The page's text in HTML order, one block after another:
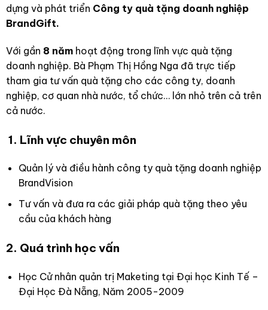
dựng và phát triển Công ty quà tặng doanh nghiệp
BrandGift.
Với gần 8 nămhoạt động trong lĩnh vực quà tặng
doanh nghiệp. Bà Phạm Thị Hồng Nga đã trực tiếp
tham gia tư vấn quà tặng cho các công ty, doanh
nghiệp, cơ quan nhà nước, tổ chức… lớn nhỏ trên cả trên
cả nước.
1. Lĩnh vực chuyên môn
Quản lý và điều hành công ty quà tặng doanh nghiệp
BrandVision
Tư vấn và đưa ra các giải pháp quà tặng theo yêu
cầu của khách hàng
2. Quá trình học vấn
Học Cử nhân quản trị Maketing tại Đại học Kinh Tế –
Đại Học Đà Nẵng, Năm 2005-2009